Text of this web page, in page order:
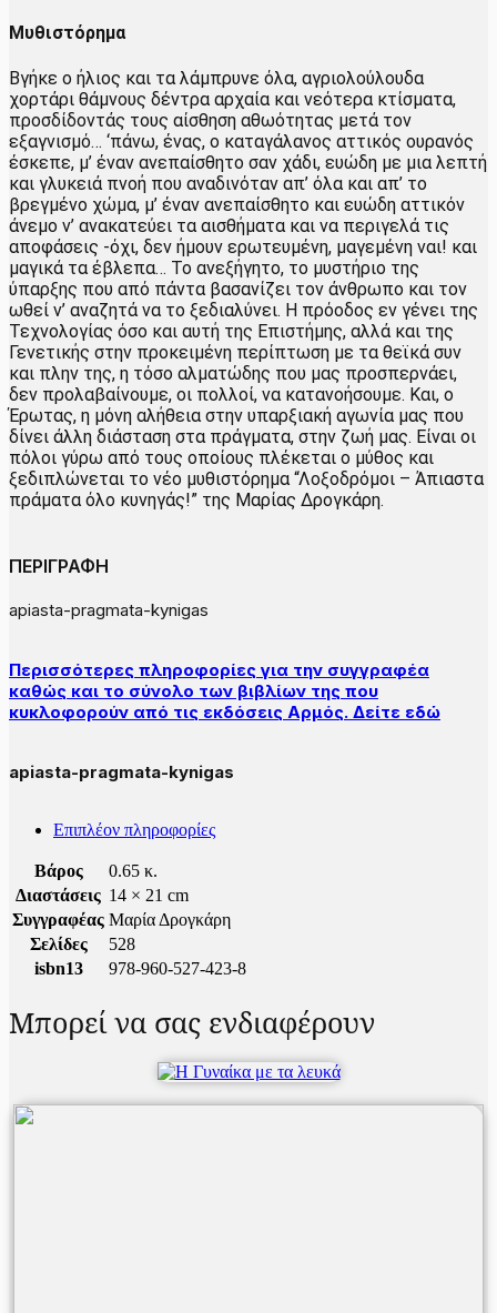
Μυθιστόρημα
Βγήκε ο ήλιος και τα λάμπρυνε όλα, αγριολούλουδα
χορτάρι θάμνους δέντρα αρχαία και νεότερα κτίσματα,
προσδίδοντάς τους αίσθηση αθωότητας μετά τον
εξαγνισμό… ‘πάνω, ένας, ο καταγάλανος αττικός ουρανός
έσκεπε, μ’ έναν ανεπαίσθητο σαν χάδι, ευώδη με μια λεπτή
και γλυκειά πνοή που αναδινόταν απ’ όλα και απ’ το
βρεγμένο χώμα, μ’ έναν ανεπαίσθητο και ευώδη αττικόν
άνεμο ν’ ανακατεύει τα αισθήματα και να περιγελά τις
αποφάσεις -όχι, δεν ήμουν ερωτευμένη, μαγεμένη ναι! και
μαγικά τα έβλεπα… Το ανεξήγητο, το μυστήριο της
ύπαρξης που από πάντα βασανίζει τον άνθρωπο και τον
ωθεί ν’ αναζητά να το ξεδιαλύνει. Η πρόοδος εν γένει της
Τεχνολογίας όσο και αυτή της Επιστήμης, αλλά και της
Γενετικής στην προκειμένη περίπτωση με τα θεϊκά συν
και πλην της, η τόσο αλματώδης που μας προσπερνάει,
δεν προλαβαίνουμε, οι πολλοί, να κατανοήσουμε. Και, ο
Έρωτας, η μόνη αλήθεια στην υπαρξιακή αγωνία μας που
δίνει άλλη διάσταση στα πράγματα, στην ζωή μας. Είναι οι
πόλοι γύρω από τους οποίους πλέκεται ο μύθος και
ξεδιπλώνεται το νέο μυθιστόρημα “Λοξοδρόμοι – Άπιαστα
πράματα όλο κυνηγάς!” της Μαρίας Δρογκάρη.
ΠΕΡΙΓΡΑΦΗ
apiasta-pragmata-kynigas
Περισσότερες πληροφορίες για την συγγραφέα
καθώς και το σύνολο των βιβλίων της που
κυκλοφορούν από τις εκδόσεις Αρμός. Δείτε εδώ
apiasta-pragmata-kynigas
Επιπλέον πληροφορίες
Βάρος
0.65 κ.
Διαστάσεις 14 × 21 cm
Συγγραφέας Μαρία Δρογκάρη
Σελίδες
528
isbn13
978-960-527-423-8
Μπορεί να σας ενδιαφέρουν